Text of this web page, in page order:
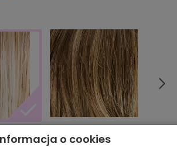
o cookies